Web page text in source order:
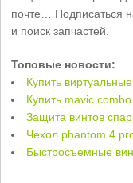
почте… Подписаться
и поиск запчастей.
Топовые новости:
Купить
Купить mavic combo
Защита винтов
Чехол phantom 4
Быстросъемные